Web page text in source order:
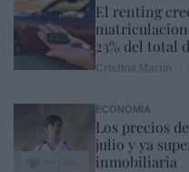
El renting
23% del total
ECONOMÍA
Los precios
julio y ya
inmobiliaria